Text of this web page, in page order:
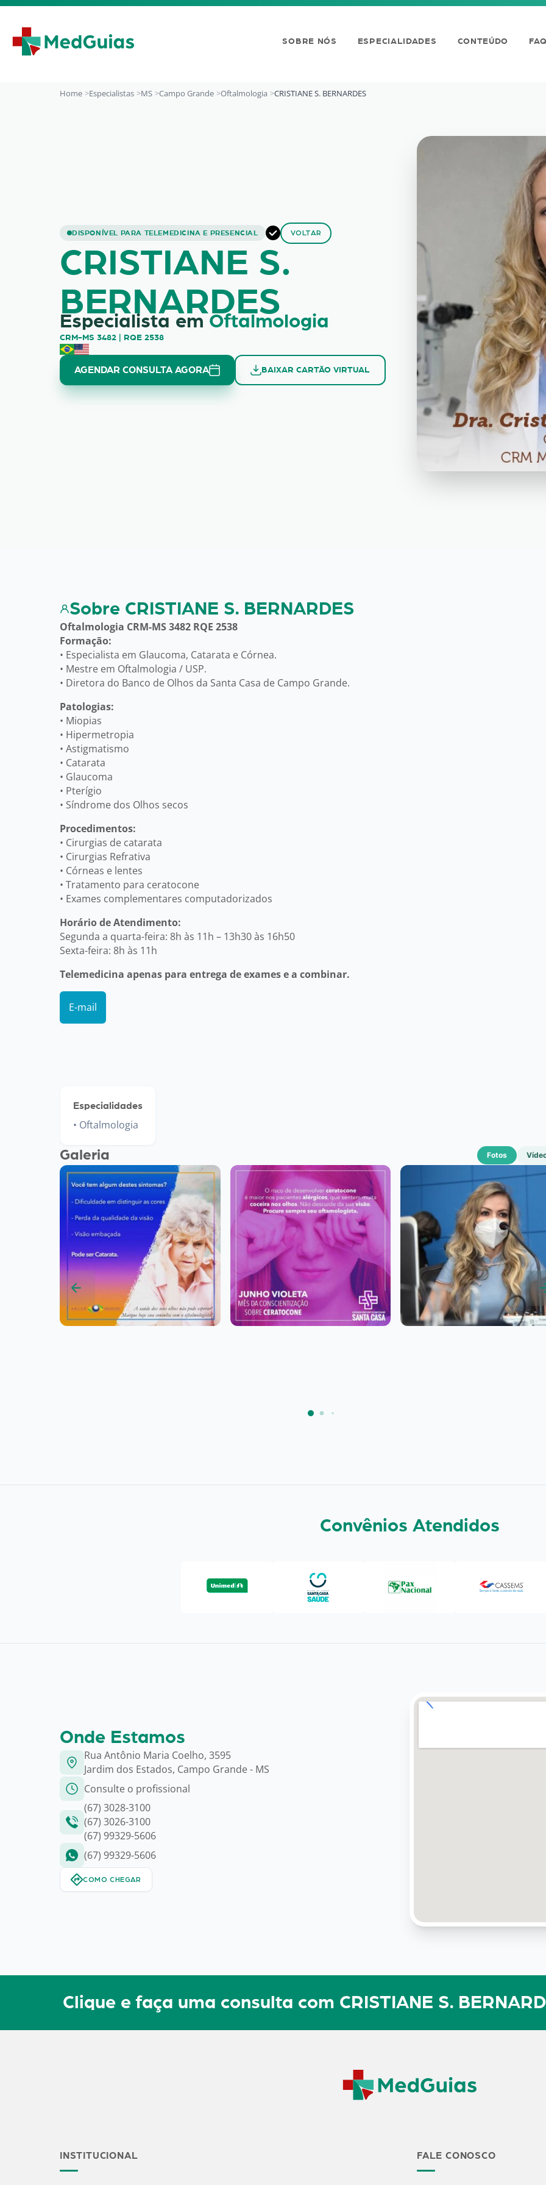
Ir para o conteúdo
SOBRE NÓS ESPECIALIDADES CONTEÚDO
Home Especialistas MS Campo Grande Oftalmologia CRISTIANE S. BERNARDES
DISPONÍVEL PARA TELEMEDICINA E PRESENCIAL VOLTAR
Cristiane S. Bernardes: Oftalmologista em
CRISTIANE S.
BERNARDES
Especialista em Oftalmologia
CRM-MS 3482 | RQE 2538
AGENDAR CONSULTA AGORA BAIXAR CARTÃO VIRTUAL
Sobre CRISTIANE S. BERNARDES
Oftalmologia CRM-MS 3482 RQE 2538
Formação:
• Especialista em Glaucoma, Catarata e Córnea.
• Mestre em Oftalmologia / USP.
• Diretora do Banco de Olhos da Santa Casa de Campo Grande.
Patologias:
• Miopias
• Hipermetropia
• Astigmatismo
• Catarata
• Glaucoma
• Pterígio
• Síndrome dos Olhos secos
Procedimentos:
• Cirurgias de catarata
• Cirurgias Refrativa
• Córneas e lentes
• Tratamento para ceratocone
• Exames complementares computadorizados
Horário de Atendimento:
Segunda a quarta-feira: 8h às 11h – 13h30 às 16h50
Sexta-feira: 8h às 11h
Telemedicina apenas para entrega de exames e a combinar.
E-mail
Especialidades
Oftalmologia
Galeria Fotos
Convênios Atendidos
Onde Estamos
Rua Antônio Maria Coelho, 3595
Jardim dos Estados, Campo Grande - MS
Consulte o profissional
(67) 3028-3100
(67) 3026-3100
(67) 99329-5606
(67) 99329-5606
COMO CHEGAR
Clique e faça uma consulta com CRISTIANE S.
INSTITUCIONAL FALE CONOSCO